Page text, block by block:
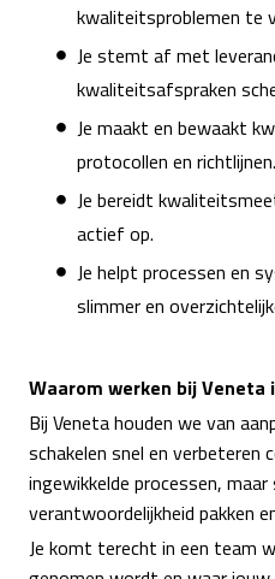
kwaliteitsproblemen te
Je stemt af met
kwaliteitsafspraken
Je maakt en bewaakt
protocollen en richtlijnen.
Je bereidt
actief op.
Je helpt processen en
slimmer en
Waarom werken bij Veneta
Bij Veneta houden we van
schakelen snel en verbeteren
ingewikkelde processen,
verantwoordelijkheid pakken
Je komt terecht in een team